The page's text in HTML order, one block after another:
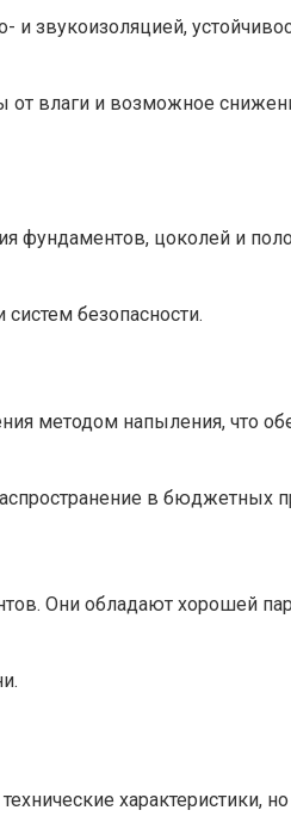
и звукоизоляцией,
от влаги и возможное
фундаментов, цоколей и
безопасности.
методом напыления, что
в бюджетных
Они обладают хорошей
характеристики,